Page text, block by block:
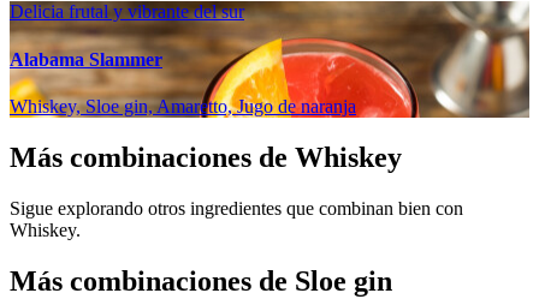
Delicia frutal y vibrante del sur
Alabama Slammer
Whiskey, Sloe gin, Amaretto, Jugo de naranja
Más combinaciones de Whiskey
Sigue explorando otros ingredientes que combinan bien con
Whiskey.
Más combinaciones de Sloe gin